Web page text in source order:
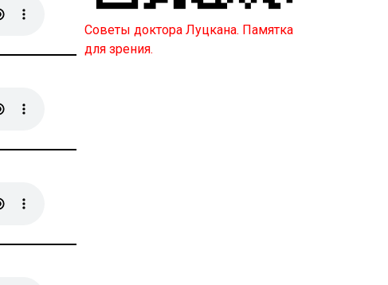
Советы доктора Луцкана. Памятка
для зрения.